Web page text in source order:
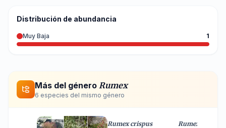
Distribución de abundancia
Muy Baja 1
Más del género Rumex
6 especies del mismo género
Rumex crispus Rumex